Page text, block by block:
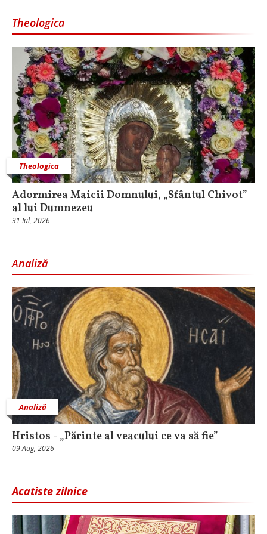
Theologica
Theologica
Adormirea Maicii Domnului, „Sfântul Chivot”
al lui Dumnezeu
31 Iul, 2026
Analiză
Analiză
Hristos - „Părinte al veacului ce va să fie”
09 Aug, 2026
Acatiste zilnice